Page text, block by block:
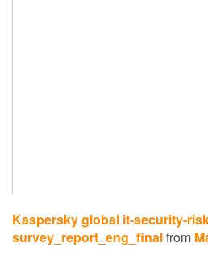
Kaspersky global it-security-
survey_report_eng_finalfrom